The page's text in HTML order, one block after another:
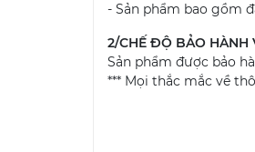
- Sản phẩm bao gồm
2/CHẾ ĐỘ BẢO HÀNH
Sản phẩm được bảo
*** Mọi thắc mắc về